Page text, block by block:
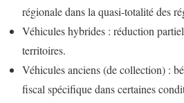
régionale dans la quasi-totalité des
Véhicules hybrides : réduction
territoires.
Véhicules anciens (de collection) :
fiscal spécifique dans certaines